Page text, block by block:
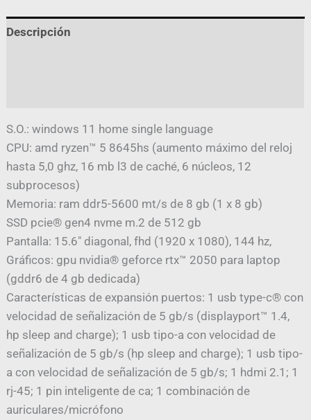
Descripción
S.O.: windows 11 home single language
CPU: amd ryzen™ 5 8645hs (aumento máximo del reloj
hasta 5,0 ghz, 16 mb l3 de caché, 6 núcleos, 12
subprocesos)
Memoria: ram ddr5-5600 mt/s de 8 gb (1 x 8 gb)
SSD pcie® gen4 nvme m.2 de 512 gb
Pantalla: 15.6″ diagonal, fhd (1920 x 1080), 144 hz,
Gráficos: gpu nvidia® geforce rtx™ 2050 para laptop
(gddr6 de 4 gb dedicada)
Características de expansión puertos: 1 usb type-c® con
velocidad de señalización de 5 gb/s (displayport™ 1.4,
hp sleep and charge); 1 usb tipo-a con velocidad de
señalización de 5 gb/s (hp sleep and charge); 1 usb tipo-
a con velocidad de señalización de 5 gb/s; 1 hdmi 2.1; 1
rj-45; 1 pin inteligente de ca; 1 combinación de
auriculares/micrófono